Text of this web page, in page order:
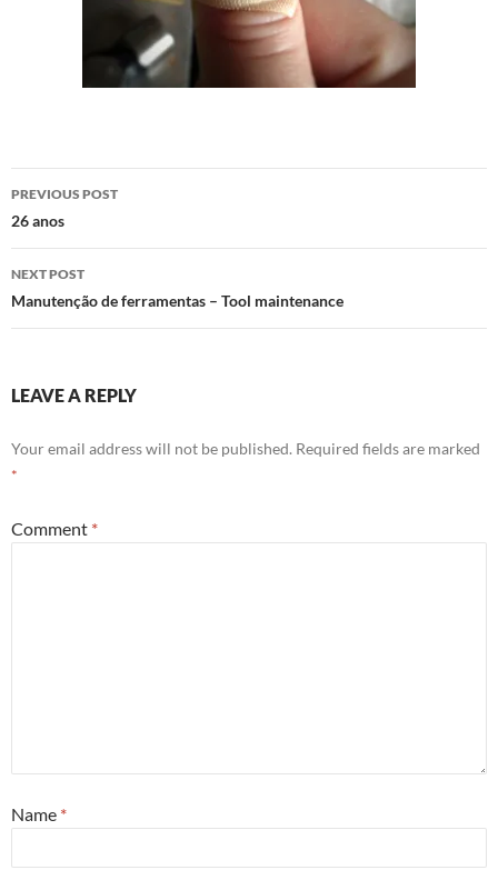
Post
navigation
PREVIOUS POST
26 anos
NEXT POST
Manutenção de ferramentas – Tool maintenance
LEAVE A REPLY
Your email address will not be published. Required fields are marked
*
Comment *
Name *